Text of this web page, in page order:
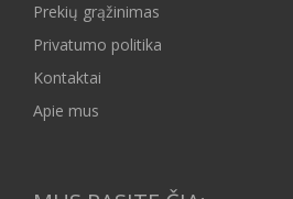
Prekių grąžinimas
Privatumo politika
Kontaktai
Apie mus